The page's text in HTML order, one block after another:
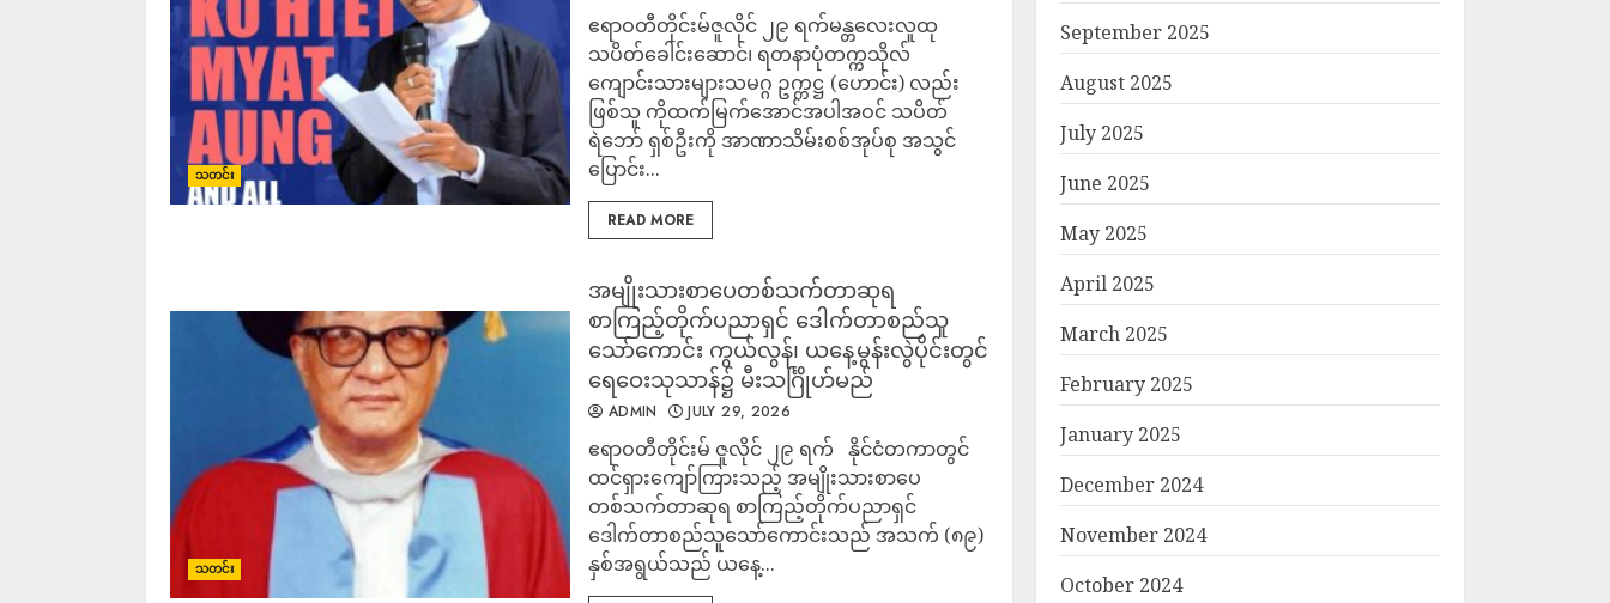
သတင်း
ဧရာဝတီတိုင်းမ်ဇူလိုင် ၂၉ ရက်မန္တလေးလူထု
သပိတ်ခေါင်းဆောင်၊ ရတနာပုံတက္ကသိုလ်
ကျောင်းသားများသမဂ္ဂ ဥက္ကဋ္ဌ (ဟောင်း) လည်း
ဖြစ်သူ ကိုထက်မြက်အောင်အပါအဝင် သပိတ်
ရဲဘော် ရှစ်ဦးကို အာဏာသိမ်းစစ်အုပ်စု အသွင်
ပြောင်း...
READ MORE
သတင်း
အမျိုးသားစာပေတစ်သက်တာဆုရ
စာကြည့်တိုက်ပညာရှင် ဒေါက်တာစည်သူ
သော်ကောင်း ကွယ်လွန်၊ ယနေ့မွန်းလွဲပိုင်းတွင်
ရေဝေးသုသာန်၌ မီးသင်္ဂြိုဟ်မည်
ADMIN JULY 29, 2026
ဧရာဝတီတိုင်းမ် ဇူလိုင် ၂၉ ရက် နိုင်ငံတကာတွင်
ထင်ရှားကျော်ကြားသည့် အမျိုးသားစာပေ
တစ်သက်တာဆုရ စာကြည့်တိုက်ပညာရှင်
ဒေါက်တာစည်သူသော်ကောင်းသည် အသက် (၈၉)
နှစ်အရွယ်သည် ယနေ့...
September 2025
August 2025
July 2025
June 2025
May 2025
April 2025
March 2025
February 2025
January 2025
December 2024
November 2024
October 2024